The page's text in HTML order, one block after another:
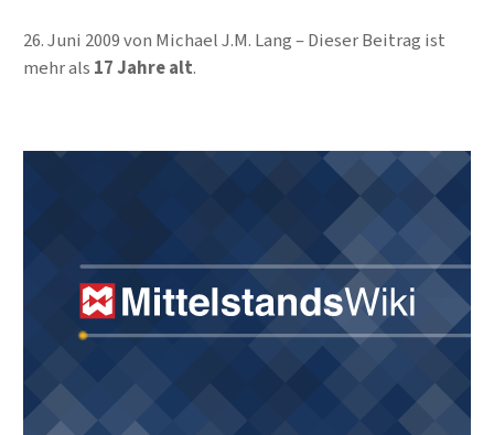
26. Juni 2009von Michael J.M. Lang
Dieser Beitrag ist
mehr als 17 Jahre alt.